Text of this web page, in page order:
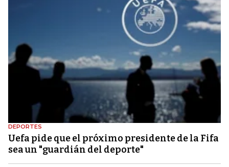
DEPORTES
Uefa pide que el próximo presidente de la Fifa
sea un "guardián del deporte"